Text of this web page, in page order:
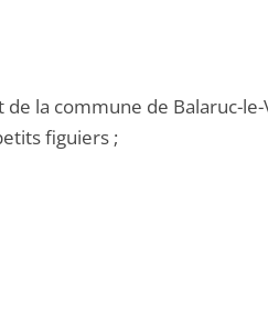
la commune de Balaruc-le-
figuiers ;